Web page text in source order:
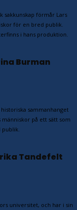
sakkunskap förmår Lars
för en bred publik.
i hans produktion.
Burman
sammanhanget
på ett sätt som
publik.
Tandefelt
universitet, och har i sin